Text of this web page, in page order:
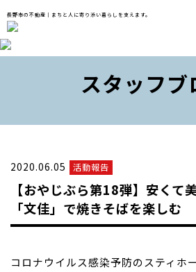
長野市の不動産｜まちと人に寄り添い暮らしを支えます。
026-217-
おすすめ物件
スタッフブログ
アクセス
スタッフブ
2020.06.05 活動報告
【おやじぶら第18弾】安くて
「文佳」で焼きそばを楽しむ
コロナウイルス感染予防のスティホ